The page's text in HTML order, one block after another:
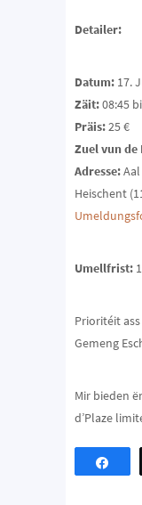
Detailer:
Datum: 17.
Zäit:08:45
Präis:25 €
Zuel vun de
Adresse:
Heischent
Umellfrist:
Prioritéit
Gemeng
Mir bieden
d’Plaze